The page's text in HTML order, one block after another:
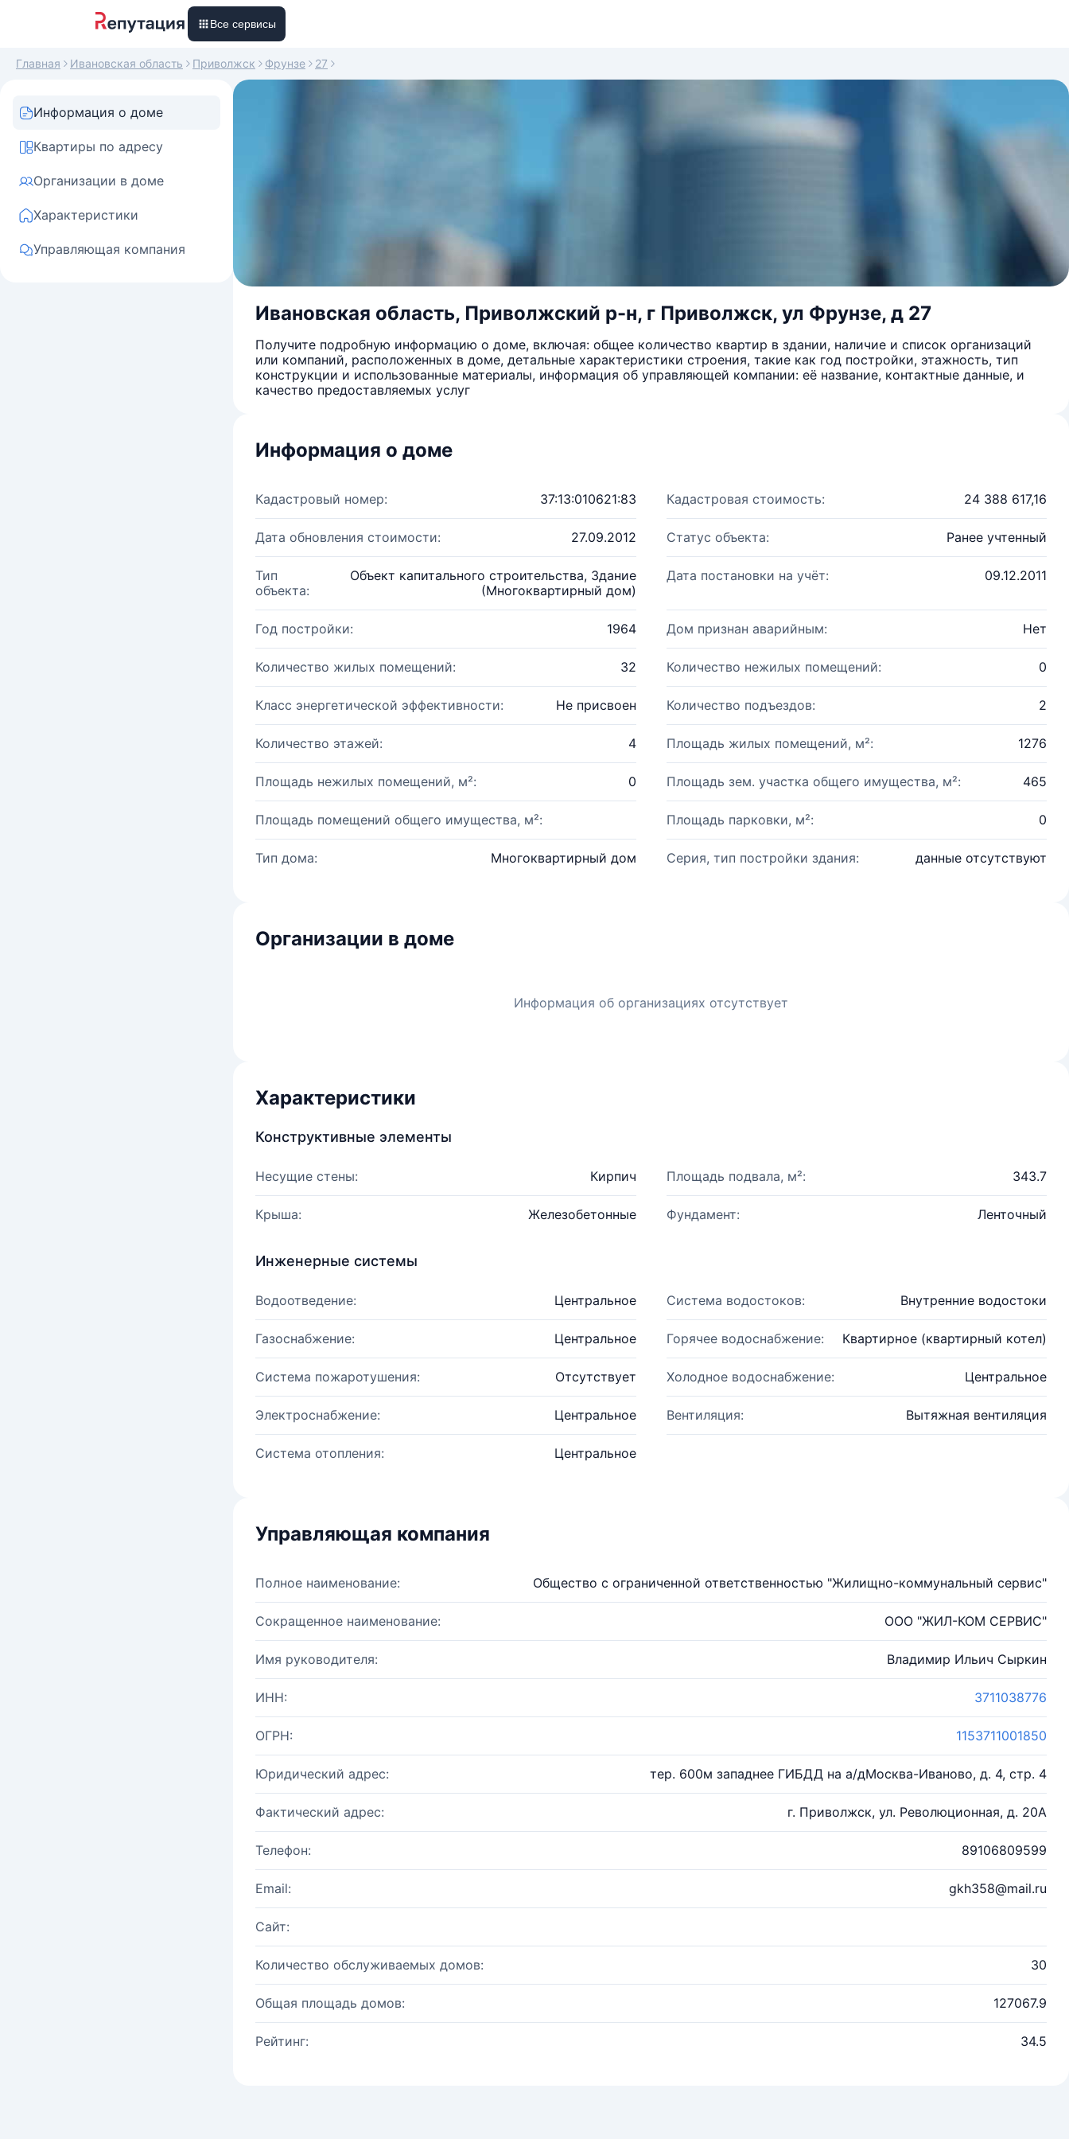
Все сервисы
Главная Ивановская область Приволжск Фрунзе 27
Информация о доме
Квартиры по адресу
Организации в доме
Характеристики
Управляющая компания
Ивановская область, Приволжский р-н, г Приволжск, ул Фрунзе, д 27
Получите подробную информацию о доме, включая: общее количество квартир в здании, наличие и список организаций
или компаний, расположенных в доме, детальные характеристики строения, такие как год постройки, этажность, тип
конструкции и использованные материалы, информация об управляющей компании: её название, контактные данные, и
качество предоставляемых услуг
Информация о доме
Кадастровый номер: 37:13:010621:83 Кадастровая стоимость: 24 388 617,16
Дата обновления стоимости: 27.09.2012 Статус объекта: Ранее учтенный
Тип
объекта:
Объект капитального строительства, Здание
(Многоквартирный дом)
Дата постановки на учёт: 09.12.2011
Год постройки: 1964 Дом признан аварийным: Нет
Количество жилых помещений: 32 Количество нежилых помещений: 0
Класс энергетической эффективности: Не присвоен Количество подъездов: 2
Количество этажей: 4 Площадь жилых помещений, м²: 1276
Площадь нежилых помещений, м²: 0 Площадь зем. участка общего имущества, м²: 465
Площадь помещений общего имущества, м²: Площадь парковки, м²: 0
Тип дома: Многоквартирный дом Серия, тип постройки здания: данные отсутствуют
Организации в доме
Информация об организациях отсутствует
Характеристики
Конструктивные элементы
Несущие стены: Кирпич Площадь подвала, м²: 343.7
Крыша: Железобетонные Фундамент: Ленточный
Инженерные системы
Водоотведение: Центральное Система водостоков: Внутренние водостоки
Газоснабжение: Центральное Горячее водоснабжение: Квартирное (квартирный котел)
Система пожаротушения: Отсутствует Холодное водоснабжение: Центральное
Электроснабжение: Центральное Вентиляция: Вытяжная вентиляция
Система отопления: Центральное
Управляющая компания
Полное наименование: Общество с ограниченной ответственностью "Жилищно-коммунальный сервис"
Сокращенное наименование: ООО "ЖИЛ-КОМ СЕРВИС"
Имя руководителя: Владимир Ильич Сыркин
ИНН: 3711038776
ОГРН: 1153711001850
Юридический адрес: тер. 600м западнее ГИБДД на а/дМосква-Иваново, д. 4, стр. 4
Фактический адрес: г. Приволжск, ул. Революционная, д. 20А
Телефон: 89106809599
Email: gkh358@mail.ru
Сайт:
Количество обслуживаемых домов: 30
Общая площадь домов: 127067.9
Рейтинг: 34.5